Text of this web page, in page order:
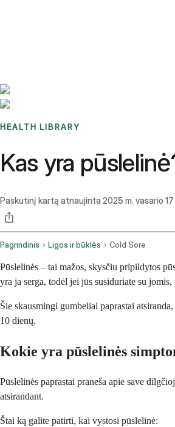
HEALTH LIBRARY
Kas yra
Paskutinį kartą atnaujinta 2025 m. vasario 17
Pagrindinis Ligos ir būklės Cold Sore
Pūslelinės – tai mažos, skysčiu pripildytos
yra ja serga, todėl jei jūs susiduriate su
Šie skausmingi gumbeliai paprastai
10 dienų.
Kokie yra pūslelinės
Pūslelinės paprastai praneša apie save
atsirandant.
Štai ką galite patirti, kai vystosi pūslelinė: